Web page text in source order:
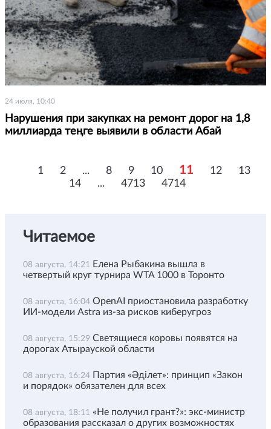
24 июля, 10:40
Нарушения при закупках на ремонт дорог на 1,8
миллиарда теңге выявили в области Абай
1 2 ... 8 9 10 11 12
13
14
... 4713 4714
Читаемое
08 августа, 14:21
Елена Рыбакина вышла в
четвертый круг турнира WTA 1000 в Торонто
08 августа, 16:04 OpenAI приостановила разработку
ИИ-модели Astra из-за рисков киберугроз
08 августа, 15:29 Светящиеся коровы появятся на
дорогах Атырауской области
08 августа, 16:24 Партия «Әділет»: принцип «Закон
и порядок» обязателен для всех
08 августа, 18:11 «Не получил грант?»: экс-министр
образования рассказал о других возможностях